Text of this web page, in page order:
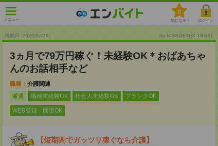
メニュー
0
気になる！ ログイン
掲載日 :2026/07/29 No.NISSOETRK-1SG41
3ヵ月で79万円稼ぐ！未経験OK＊おばあちゃ
んのお話相手など
職種： 介護関連
派遣
職種未経験OK 社会人未経験OK ブランクOK
WEB登録・面接OK
【短期間でガッツリ稼ぐなら介護】